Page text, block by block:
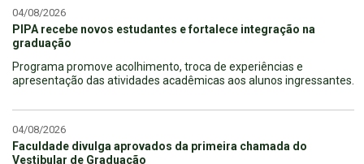
04/08/2026
PIPA recebe novos estudantes e fortalece integração na
graduação
Programa promove acolhimento, troca de experiências e
apresentação das atividades acadêmicas aos alunos ingressantes.
04/08/2026
Faculdade divulga aprovados da primeira chamada do
Vestibular de Graduação